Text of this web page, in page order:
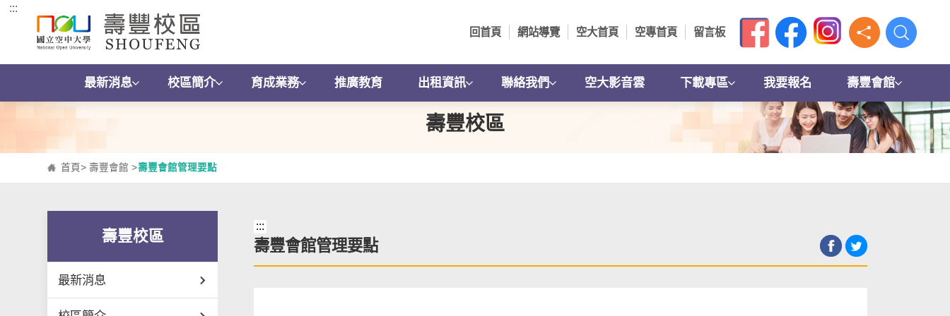
跳到主要內容區塊
:::
回首頁 網站導覽 空大首頁 空專首頁 留言板
最新消息 校區簡介 育成業務 推廣教育 出租資訊 聯絡我們 空大影音雲 下載專區 我要報名 壽豐會館
壽豐校區
首頁>壽豐會館 >壽豐會館管理要點
壽豐校區
最新消息
:::
壽豐會館管理要點